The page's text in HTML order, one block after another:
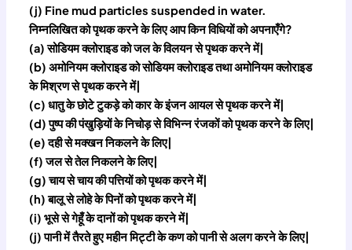
(j) Fine mud particles suspended in water.
निम्नलिखित को पृथक करने के लिए आप किन विधियों को अपनाएँगे?
(a) सोडियम क्लोराइड को जल के विलयन से पृथक करने में|
(b) अमोनियम क्लोराइड को सोडियम क्लोराइड तथा अमोनियम क्लोराइड
के मिश्रण से पृथक करने में|
(c) धातु के छोटे टुकड़े को कार के इंजन आयल से पृथक करने में|
(d) पुष्प की पंखुड़ियों के निचोड़ से विभिन्न रंजकों को पृथक करने के लिए|
(e) दही से मक्खन निकलने के लिए|
(f) जल से तेल निकलने के लिए|
(g) चाय से चाय की पत्तियों को पृथक करने में|
(h) बालू से लोहे के पिनों को पृथक करने में|
(i) भूसे से गेहूँ के दानों को पृथक करने में|
(j) पानी में तैरते हुए महीन मिट्टी के कण को पानी से अलग करने के लिए|